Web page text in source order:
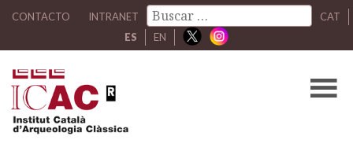
CONTACTO INTRANET
CAT
ES
EN